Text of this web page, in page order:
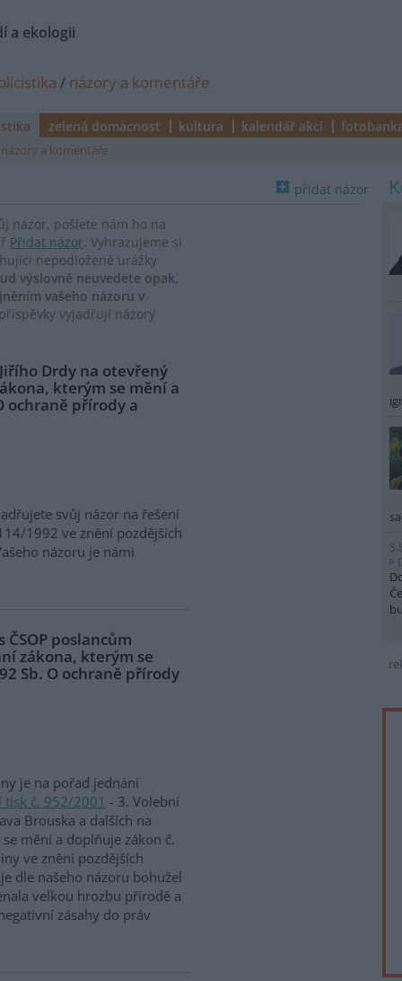
a ekologii
/ názory a komentáře
zelená domácnost kultura kalendář akcí
názory a komentáře
přidat názor
názor, pošlete nám ho na
Přidat názor. Vyhrazujeme si
nepodložené urážky
výslovně neuvedete opak,
vašeho názoru v
vyjadřují názory
Drdy na otevřený
kterým se mění a
ochraně přírody a
svůj názor na řešení
1992 ve znění pozdějších
názoru je námi
poslancům
zákona, kterým se
Sb. O ochraně přírody
je na pořad jednání
tisk č. 952/2001 - 3. Volební
Brouska a dalších na
mění a doplňuje zákon č.
ve znění pozdějších
dle našeho názoru bohužel
velkou hrozbu přírodě a
zásahy do práv